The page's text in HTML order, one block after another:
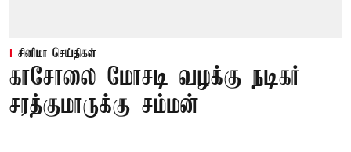
சினிமா செய்திகள்
காசோலை மோசடி வழக்கு நடிகர்
சரத்குமாருக்கு சம்மன்